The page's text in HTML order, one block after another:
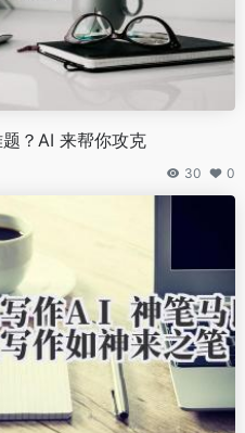
？AI 来帮你攻克
30 0